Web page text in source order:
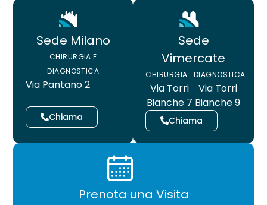
Sede Milano
CHIRURGIA E
DIAGNOSTICA
Via Pantano 2
Chiama
Sede
Vimercate
CHIRURGIA
Via Torri
Bianche 7
DIAGNOSTICA
Via Torri
Bianche 9
Chiama
Prenota una Visita